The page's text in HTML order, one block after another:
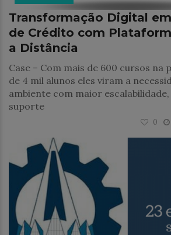
Transformação Digital
de Crédito com
a Distância
Case – Com mais de 600 cursos na
de 4 mil alunos eles viram a
ambiente com maior
suporte
0